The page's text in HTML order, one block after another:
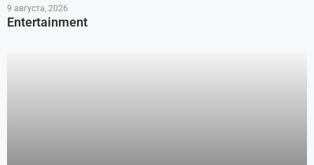
9 августа, 2026
Entertainment